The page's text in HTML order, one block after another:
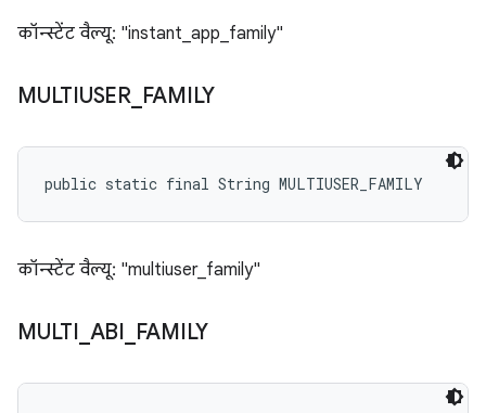
कॉन्स्टेंट वैल्यू: "instant_app_family"
MULTIUSER_ FAMILY
public static final String MULTIUSER_FAMILY
कॉन्स्टेंट वैल्यू: "multiuser_family"
MULTI ABI FAMILY